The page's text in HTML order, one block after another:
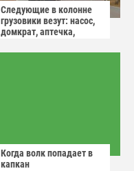
Следующие в колонне
грузовики везут: насос,
домкрат, аптечка,
Когда волк попадает в
капкан